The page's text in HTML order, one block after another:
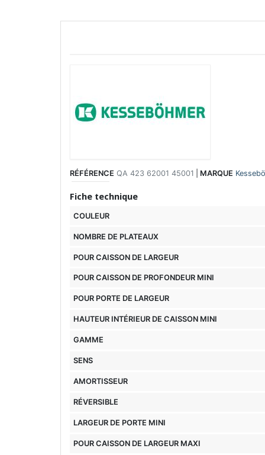
RÉFÉRENCE QA 423 62001 45001 MARQUE
Fiche technique
COULEUR
NOMBRE DE PLATEAUX
POUR CAISSON DE LARGEUR
POUR CAISSON DE PROFONDEUR MINI
POUR PORTE DE LARGEUR
HAUTEUR INTÉRIEUR DE CAISSON MINI
GAMME
SENS
AMORTISSEUR
RÉVERSIBLE
LARGEUR DE PORTE MINI
POUR CAISSON DE LARGEUR MAXI